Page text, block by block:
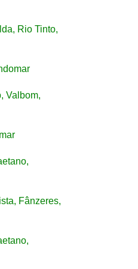
Rio Tinto,
Valbom,
Fânzeres,